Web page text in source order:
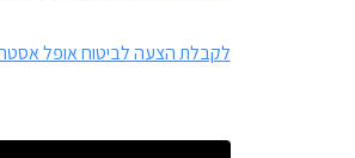
לקבלת הצעה לביטוח אופל